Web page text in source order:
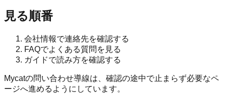
見る順番
会社情報で連絡先を確認する
FAQでよくある質問を見る
ガイドで読み方を確認する
Mycatの問い合わせ導線は、確認の途中で止まらず必要なペ
ージへ進めるようにしています。